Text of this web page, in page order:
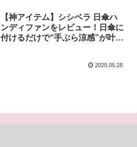
【神アイテム】シシベラ 日傘ハ
ンディファンをレビュー！日傘に
付けるだけで“手ぶら涼感”が叶
2025.05.28